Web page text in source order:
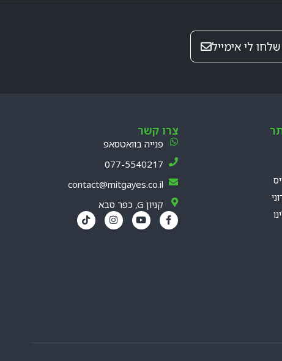
שלחו לי אימייל
צרו קשר
פנייה בוואטסאפ
077-5540217
contact@mitgayes.co.il
קניון G, כפר סבא